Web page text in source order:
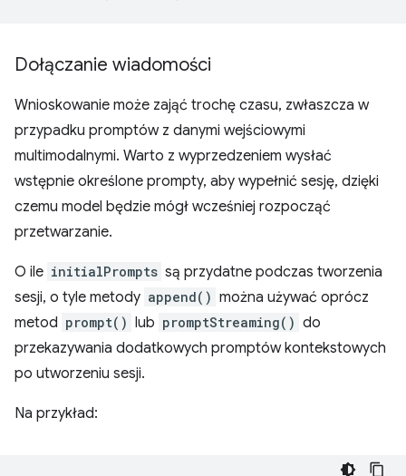
Dołączanie wiadomości
Wnioskowanie może zająć trochę czasu, zwłaszcza w
przypadku promptów z danymi wejściowymi
multimodalnymi. Warto z wyprzedzeniem wysłać
wstępnie określone prompty, aby wypełnić sesję, dzięki
czemu model będzie mógł wcześniej rozpocząć
przetwarzanie.
O ile initialPrompts są przydatne podczas tworzenia
sesji, o tyle metody append() można używać oprócz
metod prompt() lub promptStreaming() do
przekazywania dodatkowych promptów kontekstowych
po utworzeniu sesji.
Na przykład: